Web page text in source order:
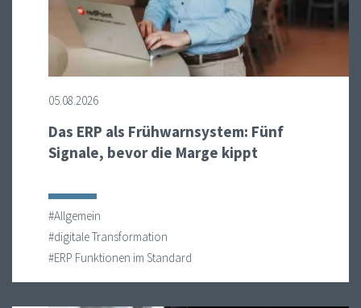
05.08.2026
Das ERP als Frühwarnsystem: Fünf
Signale, bevor die Marge kippt
#Allgemein
#digitale Transformation
#ERP Funktionen im Standard